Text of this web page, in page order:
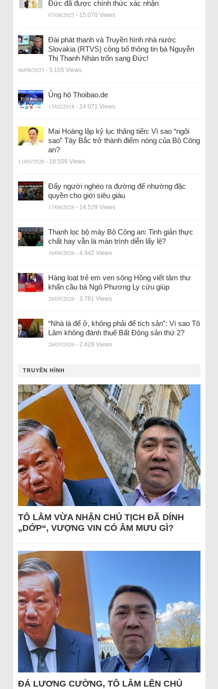
Đức đã được chính thức xác nhận
07/08/2023 - 15.070 Views
Đài phát thanh và Truyền hình nhà nước
Slovakia (RTVS) công bố thông tin bà Nguyễn
Thị Thanh Nhàn trốn sang Đức!
06/08/2023 - 5.165 Views
Ủng hộ Thoibao.de
15/02/2018 - 24.071 Views
Mai Hoàng lập kỷ lục thăng tiến: Vì sao “ngôi
sao” Tây Bắc trở thành điểm nóng của Bộ Công
an?
11/05/2026 - 18.509 Views
Đẩy người nghèo ra đường để nhường đặc
quyền cho giới siêu giàu
17/06/2026 - 14.529 Views
Thanh lọc bộ máy Bộ Công an: Tinh giản thực
chất hay vẫn là màn trình diễn lấy lệ?
16/06/2026 - 4.942 Views
Hàng loạt trẻ em ven sông Hồng viết tâm thư
khẩn cầu bà Ngô Phương Ly cứu giúp
28/05/2026 - 3.781 Views
“Nhà là để ở, không phải để tích sản”: Vì sao Tô
Lâm không đánh thuế Bất Động sản thứ 2?
24/05/2026 - 2.428 Views
TRUYỀN HÌNH
TÔ LÂM VỪA NHẬN CHỦ TỊCH ĐÃ DÍNH
„DỚP“, VƯỢNG VIN CÓ ÂM MƯU GÌ?
ĐÁ LƯƠNG CƯỜNG, TÔ LÂM LÊN CHỦ